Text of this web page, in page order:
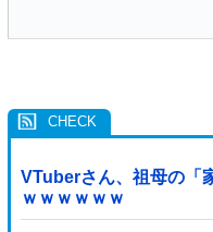
VTuberさん、祖母の「
ｗｗｗｗｗｗ